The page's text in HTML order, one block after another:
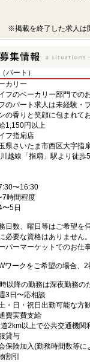
※掲載を終了した求人は
パート）
カリー
フのベーカリー部門での
のパート求人は未経験・
の香りと笑顔に包まれて
1,150円以上
フ指扇店
県さいたま市西区大字指
越線「指扇」駅より徒歩
〜16:30
7時間程度
〜5日
日数、曜日等はご希望を
必要な資格はありません。
パーマーケットでのお仕
ワークをご希望の場合、2
以降の勤務は深夜勤務の
3日〜応相談
・日・祝日出勤可能な方
費実費支給
2km以上で公共交通機関
貸与
保険加入(勤務時間数等に
割引